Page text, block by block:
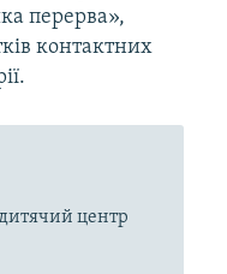
перерва»,
контактних
центр